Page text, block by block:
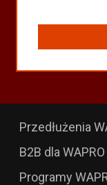
Oferta
Programy
Przedłużenia
B2B dla
Programy